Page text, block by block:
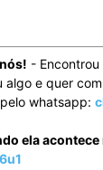
- Encontrou
e quer
whatsapp:
ela